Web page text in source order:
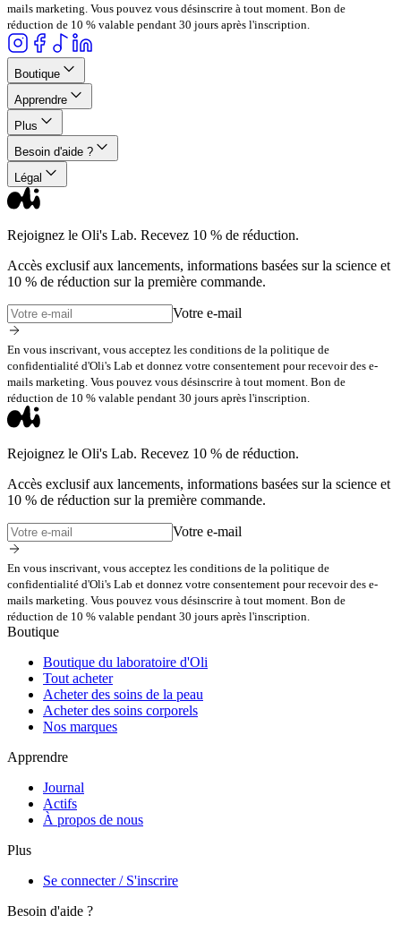
mails marketing. Vous pouvez vous désinscrire à tout moment. Bon de
réduction de 10 % valable pendant 30 jours après l'inscription.
Boutique
Apprendre
Plus
Besoin d'aide ?
Légal
Rejoignez le Oli's Lab. Recevez 10 % de réduction.
Accès exclusif aux lancements, informations basées sur la science et
10 % de réduction sur la première commande.
Votre e-mail
En vous inscrivant, vous acceptez les conditions de la politique de
confidentialité d'Oli's Lab et donnez votre consentement pour recevoir des e-
mails marketing. Vous pouvez vous désinscrire à tout moment. Bon de
réduction de 10 % valable pendant 30 jours après l'inscription.
Rejoignez le Oli's Lab. Recevez 10 % de réduction.
Accès exclusif aux lancements, informations basées sur la science et
10 % de réduction sur la première commande.
Votre e-mail
En vous inscrivant, vous acceptez les conditions de la politique de
confidentialité d'Oli's Lab et donnez votre consentement pour recevoir des e-
mails marketing. Vous pouvez vous désinscrire à tout moment. Bon de
réduction de 10 % valable pendant 30 jours après l'inscription.
Boutique
Boutique du laboratoire d'Oli
Tout acheter
Acheter des soins de la peau
Acheter des soins corporels
Nos marques
Apprendre
Journal
Actifs
À propos de nous
Plus
Se connecter / S'inscrire
Besoin d'aide ?